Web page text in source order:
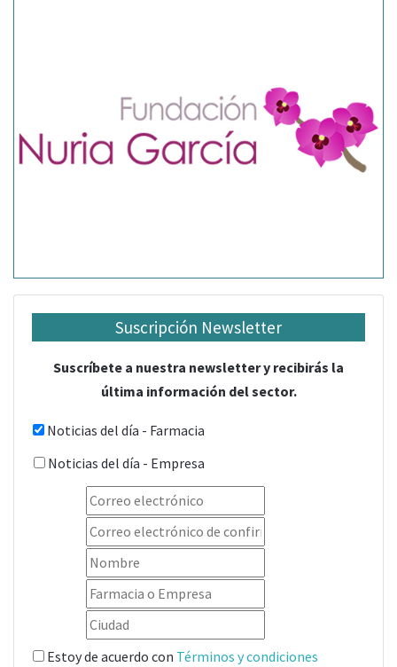
Suscripción Newsletter
Suscríbete a nuestra newsletter y recibirás la
última información del sector.
Noticias del día - Farmacia
Noticias del día - Empresa
Estoy de acuerdo con Términos y condiciones